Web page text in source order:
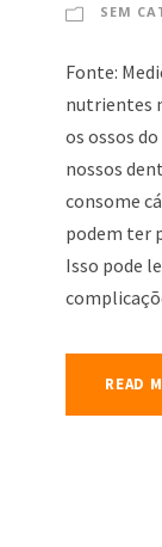
SEM
Fonte:
nutrientes
os ossos
nossos
consome
podem ter
Isso pode
READ